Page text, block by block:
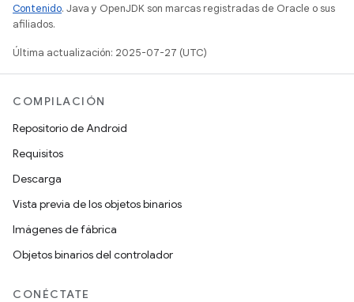
Contenido. Java y OpenJDK son marcas registradas de Oracle o sus
afiliados.
Última actualización: 2025-07-27 (UTC)
COMPILACIÓN
Repositorio de Android
Requisitos
Descarga
Vista previa de los objetos binarios
Imágenes de fábrica
Objetos binarios del controlador
CONÉCTATE